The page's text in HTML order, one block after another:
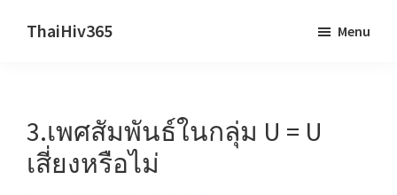
ThaiHiv365
behind.
Menu
3.เพศสัมพันธ์ในกลุ่ม U = U
เสี่ยงหรือไม่